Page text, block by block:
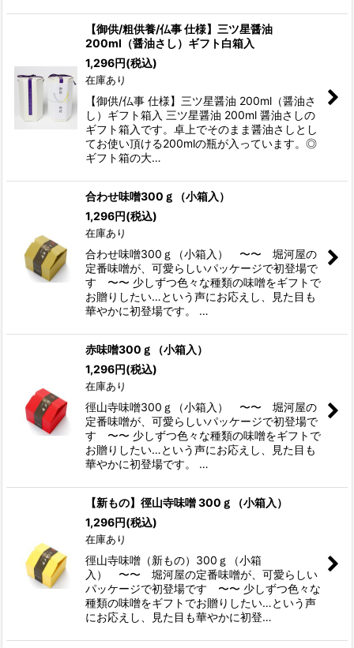
【御供/粗供養/仏事 仕様】三ツ星醤油
200ml（醤油さし）ギフト白箱入
1,296円(税込)
在庫あり
【御供/仏事 仕様】三ツ星醤油 200ml（醤油さ
し）ギフト箱入 三ツ星醤油 200ml 醤油さしの
ギフト箱入です。卓上でそのまま醤油さしとし
てお使い頂ける200mlの瓶が入っています。◎
ギフト箱の大…
合わせ味噌300ｇ（小箱入）
1,296円(税込)
在庫あり
合わせ味噌300ｇ（小箱入） 〜〜 堀河屋の
定番味噌が、可愛らしいパッケージで初登場で
す 〜〜 少しずつ色々な種類の味噌をギフトで
お贈りしたい…という声にお応えし、見た目も
華やかに初登場です。 …
赤味噌300ｇ（小箱入）
1,296円(税込)
在庫あり
徑山寺味噌300ｇ（小箱入） 〜〜 堀河屋の
定番味噌が、可愛らしいパッケージで初登場で
す 〜〜 少しずつ色々な種類の味噌をギフトで
お贈りしたい…という声にお応えし、見た目も
華やかに初登場です。 …
【新もの】徑山寺味噌 300ｇ（小箱入）
1,296円(税込)
在庫あり
徑山寺味噌（新もの）300ｇ（小箱
入） 〜〜 堀河屋の定番味噌が、可愛らしい
パッケージで初登場です 〜〜 少しずつ色々な
種類の味噌をギフトでお贈りしたい…という声
にお応えし、見た目も華やかに初登…